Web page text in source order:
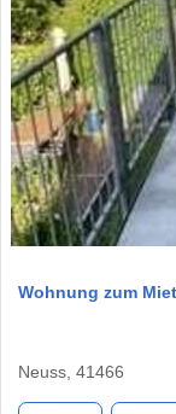
Wohnung zum
Neuss, 41466